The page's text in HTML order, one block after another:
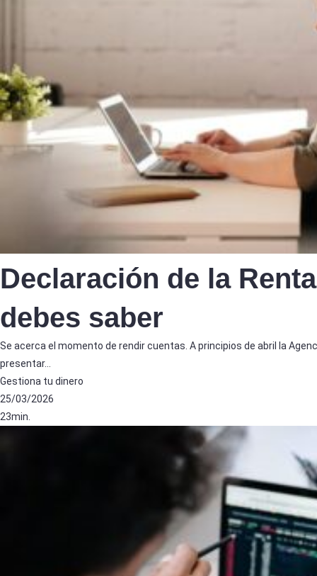
Declaración de la
debes saber
Se acerca el momento de rendir cuentas. A principios de abril la
presentar…
Gestiona tu dinero
25/03/2026
23min.